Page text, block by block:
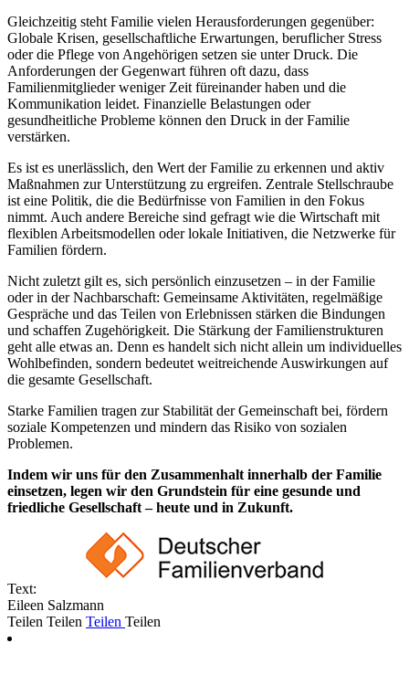
Gleichzeitig steht Familie vielen Herausforderungen gegenüber:
Globale Krisen, gesellschaftliche Erwartungen, beruflicher Stress
oder die Pflege von Angehörigen setzen sie unter Druck. Die
Anforderungen der Gegenwart führen oft dazu, dass
Familienmitglieder weniger Zeit füreinander haben und die
Kommunikation leidet. Finanzielle Belastungen oder
gesundheitliche Probleme können den Druck in der Familie
verstärken.
Es ist es unerlässlich, den Wert der Familie zu erkennen und aktiv
Maßnahmen zur Unterstützung zu ergreifen. Zentrale Stellschraube
ist eine Politik, die die Bedürfnisse von Familien in den Fokus
nimmt. Auch andere Bereiche sind gefragt wie die Wirtschaft mit
flexiblen Arbeitsmodellen oder lokale Initiativen, die Netzwerke für
Familien fördern.
Nicht zuletzt gilt es, sich persönlich einzusetzen – in der Familie
oder in der Nachbarschaft: Gemeinsame Aktivitäten, regelmäßige
Gespräche und das Teilen von Erlebnissen stärken die Bindungen
und schaffen Zugehörigkeit. Die Stärkung der Familienstrukturen
geht alle etwas an. Denn es handelt sich nicht allein um individuelles
Wohlbefinden, sondern bedeutet weitreichende Auswirkungen auf
die gesamte Gesellschaft.
Starke Familien tragen zur Stabilität der Gemeinschaft bei, fördern
soziale Kompetenzen und mindern das Risiko von sozialen
Problemen.
Indem wir uns für den Zusammenhalt innerhalb der Familie
einsetzen, legen wir den Grundstein für eine gesunde und
friedliche Gesellschaft – heute und in Zukunft.
Text:
Eileen Salzmann
Teilen Teilen Teilen Teilen